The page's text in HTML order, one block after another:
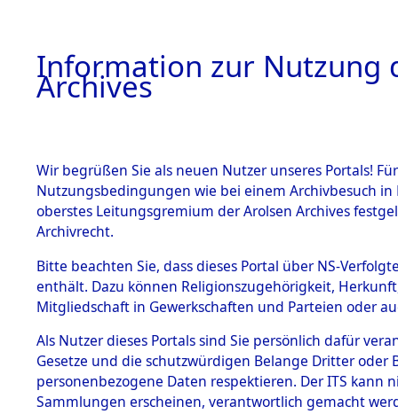
BESTÄNDE
1.
mente
5. Verschiedenes
5.3
Todesmärsche
Listen
0091
Information zur Nutzung
Archives
Wir begrüßen Sie als neuen Nutzer unseres Portals!
Nutzungsbedingungen wie bei einem Archivbesuch
oberstes Leitungsgremium der Arolsen Archives
Archivrecht.
Bitte beachten Sie, dass dieses Portal über NS-
enthält. Dazu können Religionszugehörigkeit,
Mitgliedschaft in Gewerkschaften und Parteien oder
Als Nutzer dieses Portals sind Sie persönlich dafür
Gesetze und die schutzwürdigen Belange Dritter
personenbezogene Daten respektieren. Der ITS
Sammlungen erscheinen, verantwortlich gemacht